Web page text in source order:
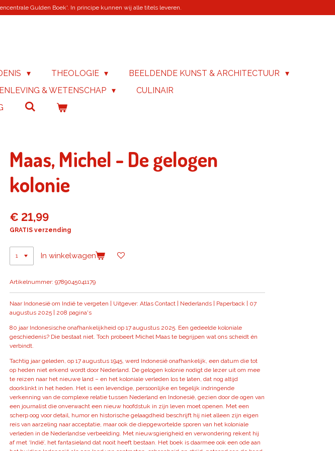
Gulden Boek'. In principe kunnen wij alle titels leveren.
THEOLOGIE
BEELDENDE KUNST & ARCHITECTUUR
& WETENSCHAP
CULINAIR
Maas, Michel - De gelogen
kolonie
€ 21,99
GRATIS verzending
In winkelwagen
Artikelnummer: 9789045041179
Naar Indonesië om Indië te vergeten | Uitgever: Atlas Contact | Nederlands | Paperback | 07
augustus 2025 | 208 pagina's
80 jaar Indonesische onafhankelijkheid op 17 augustus 2025. Een gedeelde koloniale
geschiedenis? Die bestaat niet. Toch probeert Michel Maas te begrijpen wat ons scheidt én
verbindt.
Tachtig jaar geleden, op 17 augustus 1945, werd Indonesië onafhankelijk, een datum die tot
op heden niet erkend wordt door Nederland. De gelogen kolonie nodigt de lezer uit om mee
te reizen naar het nieuwe land – en het koloniale verleden los te laten, dat nog altijd
doorklinkt in het heden. Het is een levendige, persoonlijke en tegelijk indringende
verkenning van de complexe relatie tussen Nederland en Indonesië, gezien door de ogen van
een journalist die onverwacht een nieuw hoofdstuk in zijn leven moet openen. Met een
scherp oog voor detail, humor en historische gelaagdheid beschrijft hij niet alleen zijn eigen
reis van aarzeling naar acceptatie, maar ook de diepgewortelde sporen van het koloniale
verleden in de Nederlandse verbeelding. Met nieuwsgierigheid en verwondering rekent hij
af met ‘Indië’, het fantasieland dat nooit heeft bestaan. Het boek is daarmee ook een ode aan